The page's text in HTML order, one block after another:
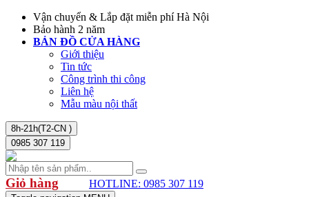
Vận chuyển & Lắp đặt miễn phí Hà Nội
Bảo hành 2 năm
BẢN ĐỒ CỬA HÀNG
Giới thiệu
Tin tức
Công trình thi công
Liên hệ
Mẫu màu nội thất
8h-21h(T2-CN )
0985 307 119
Giỏ hàng HOTLINE: 0985 307 119